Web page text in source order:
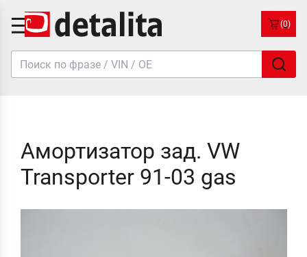
(0)
Амортизатор зад. VW
Transporter 91-03 gas